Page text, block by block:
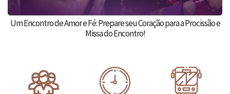
Um Encontro de Amor e Fé: Prepare seu Coração para a Procissão e
Missa do Encontro!